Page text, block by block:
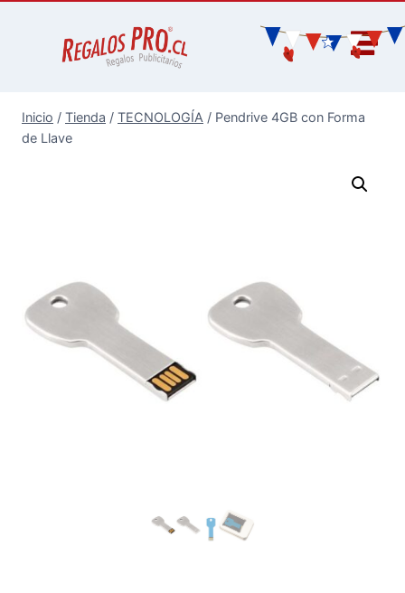
Inicio / Tienda / TECNOLOGÍA / Pendrive 4GB con Forma
de Llave